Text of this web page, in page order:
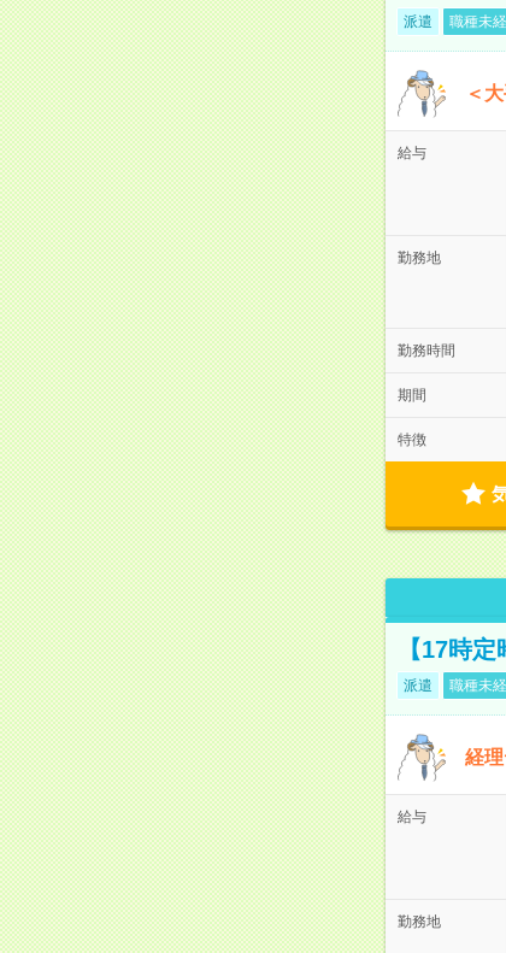
派遣 職種未
＜
給与
勤務地
勤務時間
期間
特徴
【17時
派遣 職種未
経
給与
勤務地